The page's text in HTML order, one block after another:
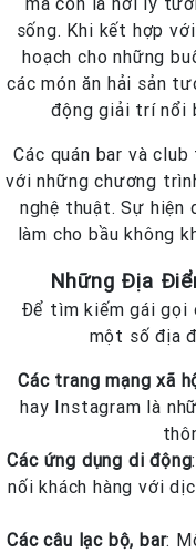
sống. Khi kết hợp
hoạch cho những
các món ăn hải sản
động giải trí nổi
Các quán bar và
với những chương
nghệ thuật. Sự hiện
làm cho bầu không
Những Địa
Để tìm kiếm gái gọi
một số địa
Các trang mạng xã
hay Instagram là
Các ứng dụng di động
nối khách hàng với
Các câu lạc bộ, bar: